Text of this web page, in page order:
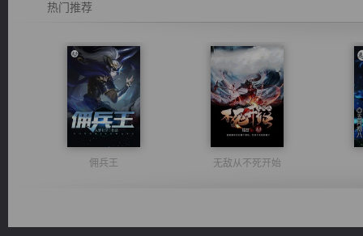
热门推荐
佣兵王 无敌从不死开始